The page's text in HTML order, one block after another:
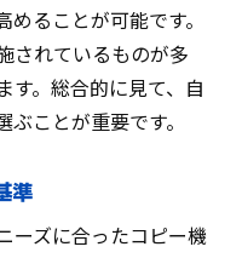
べきポイント
機の選び方
のヒント
的な選択肢
ー機の提案
応と信頼性
ることが可能です。
されているものが多
す。総合的に見て、自
ことが重要です。
準
ーズに合ったコピー機